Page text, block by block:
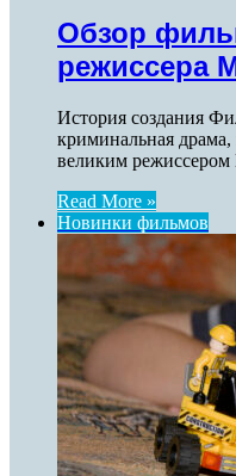
Обзор
режиссера
История создания
криминальная
великим
Read More »
Новинки фильмов